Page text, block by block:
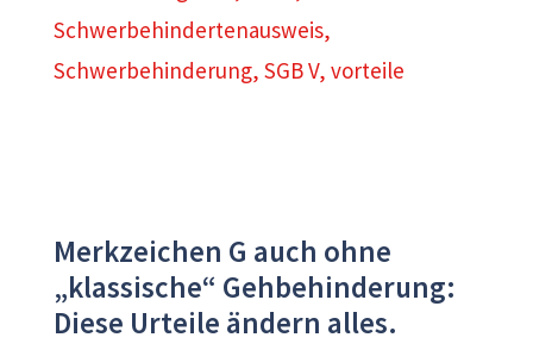
Schwerbehindertenausweis,
Schwerbehinderung, SGB V, vorteile
Merkzeichen G auch ohne
„klassische“ Gehbehinderung:
Diese Urteile ändern alles.